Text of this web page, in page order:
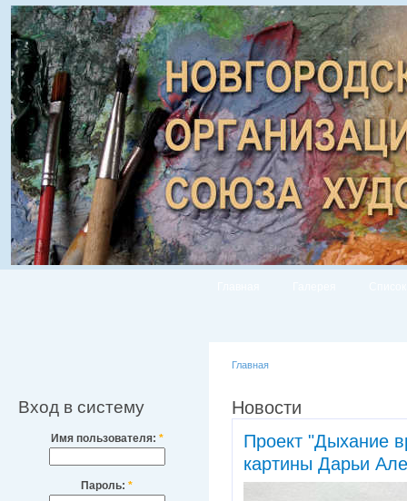
Вход в систему
Имя пользователя: *
Пароль: *
Главная
Новости
Проект "Дыхание
картины Дарьи